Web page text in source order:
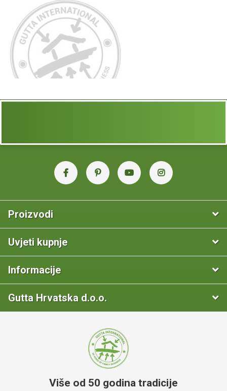
Proizvodi
Uvjeti kupnje
Informacije
Gutta Hrvatska d.o.o.
Više od 50 godina tradicije